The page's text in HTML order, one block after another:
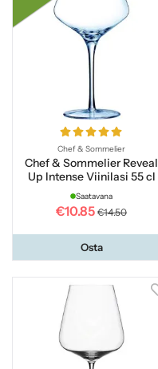
Chef & Sommelier
Chef & Sommelier Reveal
Up Intense Viinilasi 55 cl
Saatavana
€10.85 €14.50
Osta